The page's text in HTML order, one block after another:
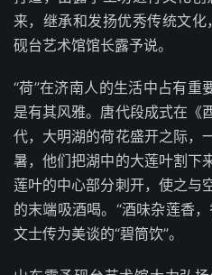
来，继承和发扬优秀传统文
砚台艺术馆馆长露予说。
“荷”在济南人的生活中占有重
是有其风雅。唐代段成式在《
代，大明湖的荷花盛开之际，
暑，他们把湖中的大莲叶割下
莲叶的中心部分刺开，使之与
的末端吸酒喝。“酒味杂莲香
文士传为美谈的“碧筒饮”。